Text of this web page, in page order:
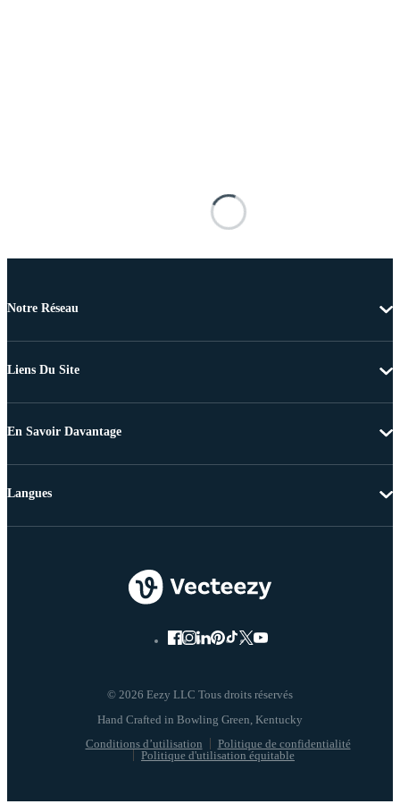
Notre Réseau
Liens Du Site
En Savoir Davantage
© 2026 Eezy LLC Tous droits réservés
Conditions d’utilisation
Politique de confidentialité
Politique d'utilisation équitable
Langues